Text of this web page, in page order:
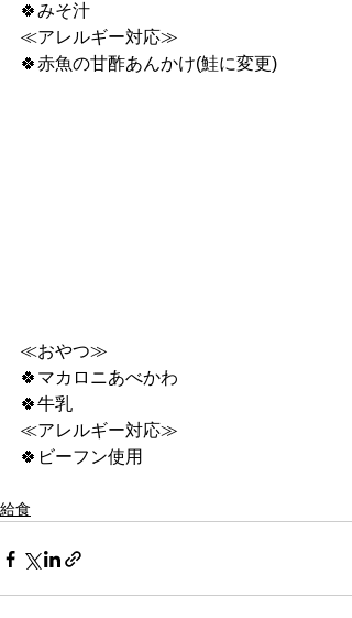
🍀みそ汁
≪アレルギー対応≫
🍀赤魚の甘酢あんかけ(鮭に変更)
≪おやつ≫
🍀マカロニあべかわ
🍀牛乳
≪アレルギー対応≫
🍀ビーフン使用
給食